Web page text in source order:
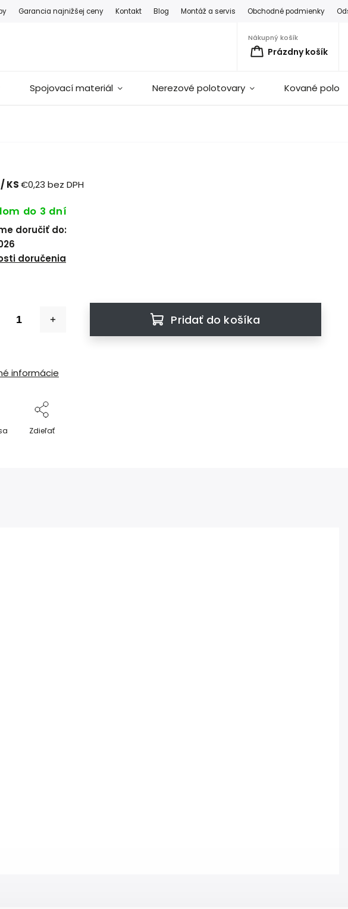
Garancia najnižšej ceny Kontakt Blog Montáž a servis Obchodné podmienky
Nákupný košík
Prázdny košík
Spojovací materiál Nerezové polotovary Kované
/ KS€0,23 bez DPH
do 3 dní
doručiť do:
doručenia
Pridať do košíka
informácie
Zdieľať